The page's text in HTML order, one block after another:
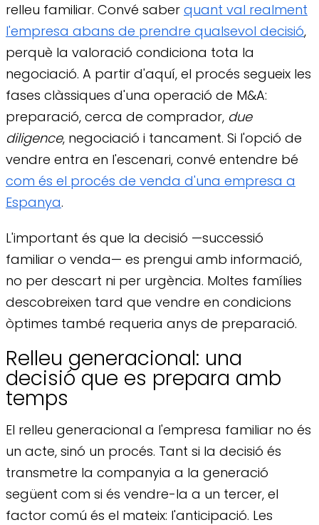
relleu familiar. Convé saber quant val realment
l'empresa abans de prendre qualsevol decisió,
perquè la valoració condiciona tota la
negociació. A partir d'aquí, el procés segueix les
fases clàssiques d'una operació de M&A:
preparació, cerca de comprador, due
diligence, negociació i tancament. Si l'opció de
vendre entra en l'escenari, convé entendre bé
com és el procés de venda d'una empresa a
Espanya.
L'important és que la decisió —successió
familiar o venda— es prengui amb informació,
no per descart ni per urgència. Moltes famílies
descobreixen tard que vendre en condicions
òptimes també requeria anys de preparació.
Relleu generacional: una
decisió que es prepara amb
temps
El relleu generacional a l'empresa familiar no és
un acte, sinó un procés. Tant si la decisió és
transmetre la companyia a la generació
següent com si és vendre-la a un tercer, el
factor comú és el mateix: l'anticipació. Les